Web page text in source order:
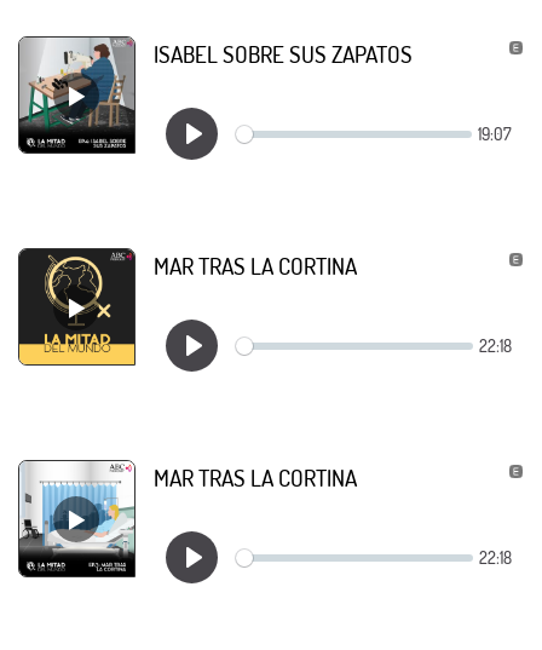
ISABEL SOBRE SUS ZAPATOS
MAR TRAS LA CORTINA
MAR TRAS LA CORTINA